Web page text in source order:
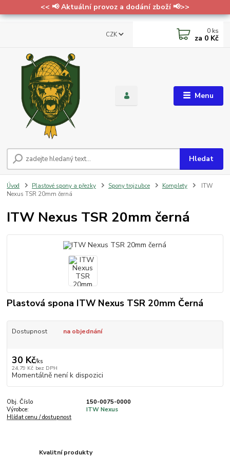
<< 📢 Aktuální provoz a dodání zboží 📢>>
Menu
CZK
Hledat
0 ks
za 0 Kč
Úvod Plastové spony a přezky Spony trojzubce Komplety
ITW
Nexus TSR 20mm černá
ITW Nexus TSR 20mm černá
Plastová spona ITW Nexus TSR 20mm Černá
Dostupnost na objednání
30 Kč/ks
24,79 Kč bez DPH
Momentálně není k dispozici
Obj. Číslo
150-0075-0000
Výrobce:
ITW Nexus
Hlídat cenu / dostupnost
Kvalitní produkty